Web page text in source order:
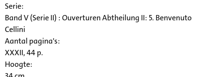
Serie:
Band V (Serie II) : Ouverturen Abtheilung II: 5. Benvenuto
Cellini
Aantal pagina's:
XXXII, 44 p.
Hoogte: